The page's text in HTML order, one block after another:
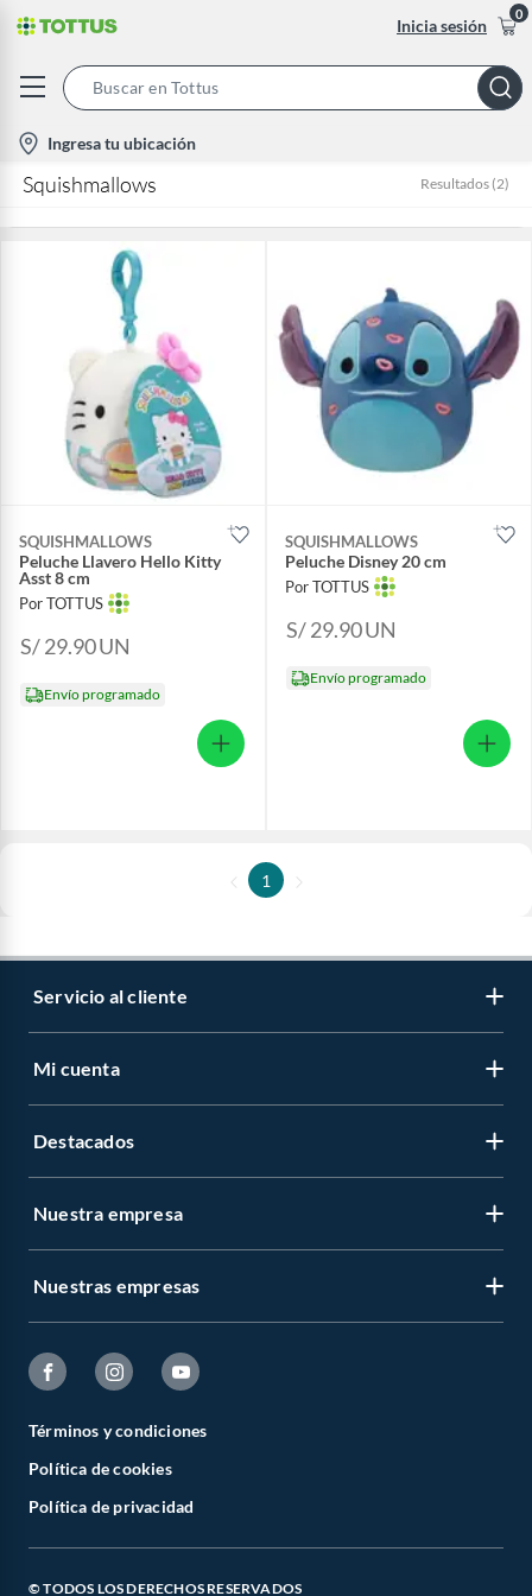
Inicia sesión
0
Bar
location-
icon
Ingresa tu ubicación
Squishmallows Resultados (2)
SQUISHMALLOWS
Peluche Llavero Hello Kitty
Asst 8 cm
Por TOTTUS
S/ 29.90UN
Envío programado
SQUISHMALLOWS
Peluche Disney 20 cm
Por TOTTUS
S/ 29.90UN
Envío programado
1
Servicio al cliente
Mi cuenta
Destacados
Nuestra empresa
Nuestras empresas
Términos y condiciones
Política de cookies
Política de privacidad
© TODOS LOS DERECHOS RESERVADOS